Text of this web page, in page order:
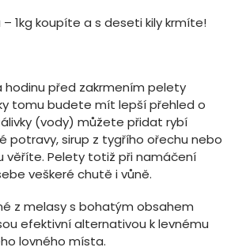
1kg koupíte a s deseti kily krmíte!
hodinu před zakrmením pelety
tomu budete mít lepší přehled o
(vody) můžete přidat rybí
potravy, sirup z tygřího ořechu nebo
věříte. Pelety totiž při namáčení
veškeré chutě i vůně.
z melasy s bohatým obsahem
efektivní alternativou k levnému
lovného místa.